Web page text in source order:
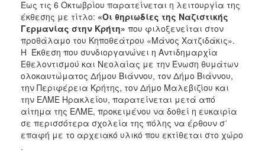
ΑΝΘΕΚΤΙΚΗ
ΠΟΛΗ
Έως τις 6 Οκτωβρίου παρατείνεται η λειτουργία της
έκθεσης με τίτλο: «Οι θηριωδίες της Ναζιστικής
Γερμανίας στην Κρήτη» που φιλοξενείται στον
προθάλαμο του Κηποθεάτρου «Μάνος Χατζιδάκις».
Η Έκθεση που συνδιοργανώνει η Αντιδημαρχία
Εθελοντισμού και Νεολαίας με την Ένωση θυμάτων
ολοκαυτώματος Δήμου Βιάννου, τον Δήμο Βιάννου,
την Περιφέρεια Κρήτης, τον Δήμο Μαλεβιζίου και
την ΕΛΜΕ Ηρακλείου, παρατείνεται μετά από
αίτημα της ΕΛΜΕ, προκειμένου να δοθεί η ευκαιρία
σε περισσότερα σχολεία της πόλης να έρθουν σ΄
επαφή με το αρχειακό υλικό που εκτίθεται στο χώρο
.